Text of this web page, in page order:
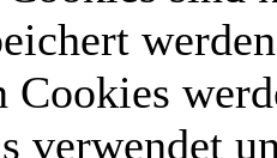
Cookies
verwendet